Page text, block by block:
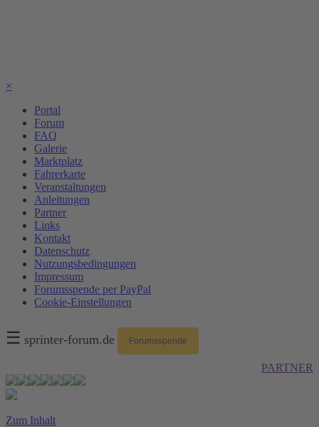
×
Portal
Forum
FAQ
Galerie
Marktplatz
Fahrerkarte
Veranstaltungen
Anleitungen
Partner
Links
Kontakt
Datenschutz
Nutzungsbedingungen
Impressum
Forumsspende per PayPal
Cookie-Einstellungen
☰ sprinter-forum.de Forumsspende
PARTNER
Zum Inhalt